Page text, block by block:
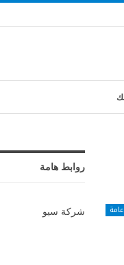
روابط هامة
شركة سيو